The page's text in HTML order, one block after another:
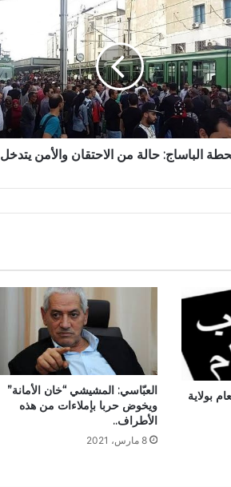
الباساج: حالة من الاحتقان والأمن يتدخل
بولاية
العبّاسي: المشيشي “خان الأمانة”
ويخوض حربا بإملاءات من هذه
الأطراف..
8 مارس، 2021